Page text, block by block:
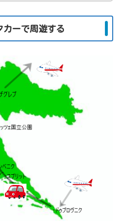
カーで周遊する